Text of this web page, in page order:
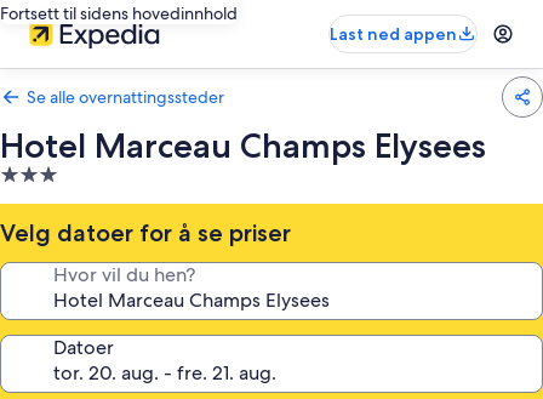
Fortsett til sidens hovedinnhold
Last ned appen
Se alle overnattingssteder
Hotel Marceau Champs Elysees
Overnattingssted
med
3.0
stjerner
Velg datoer for å se priser
Hvor vil du hen?
Datoer